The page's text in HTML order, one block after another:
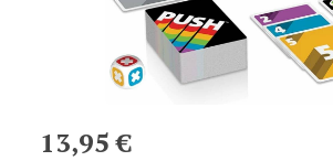
13,95 €